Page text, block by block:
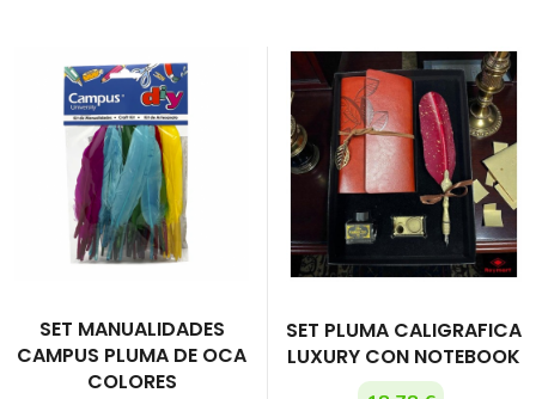
SET MANUALIDADES
CAMPUS PLUMA DE OCA
COLORES
SET PLUMA CALIGRAFICA
LUXURY CON NOTEBOOK